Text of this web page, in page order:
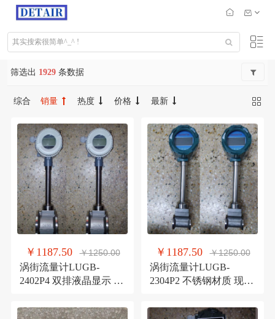
筛选出 1929 条数据
综合 销量 热度 价格 最新
￥1187.50 ￥1250.00
涡街流量计LUGB-
2402P4 双排液晶显示 不
￥1187.50 ￥1250.00
涡街流量计LUGB-
2304P2 不锈钢材质 现场